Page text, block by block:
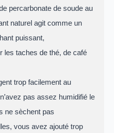
percarbonate de soude au
naturel agit comme un
puissant,
les taches de thé, de café
trop facilement au
pas assez humidifié le
ne sèchent pas
vous avez ajouté trop